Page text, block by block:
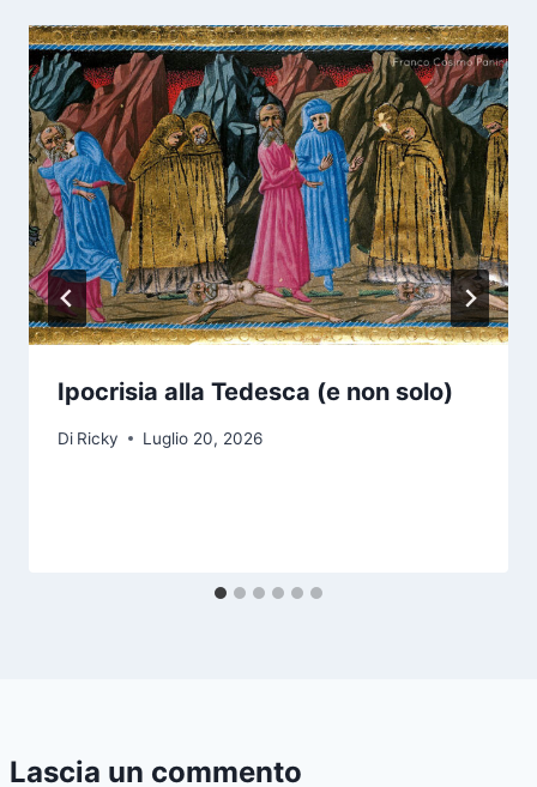
Ipocrisia alla Tedesca (e non solo)
Di Ricky Luglio 20, 2026
Lascia un commento